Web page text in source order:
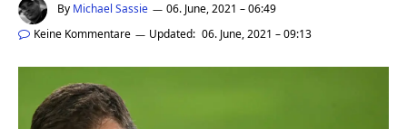
By Michael Sassie
06. June, 2021 – 06:49
Keine Kommentare
Updated: 06. June, 2021 – 09:13